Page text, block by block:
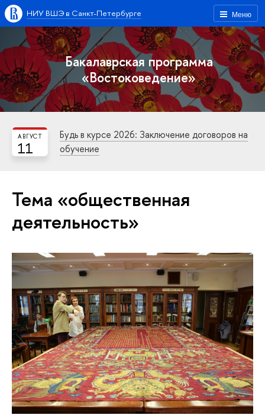
Меню
НИУ ВШЭ в Санкт-Петербурге
Бакалаврская программа
«Востоковедение»
11
АВГУСТ
Будь в курсе 2026: Заключение договоров на
обучение
Тема «общественная
деятельность»